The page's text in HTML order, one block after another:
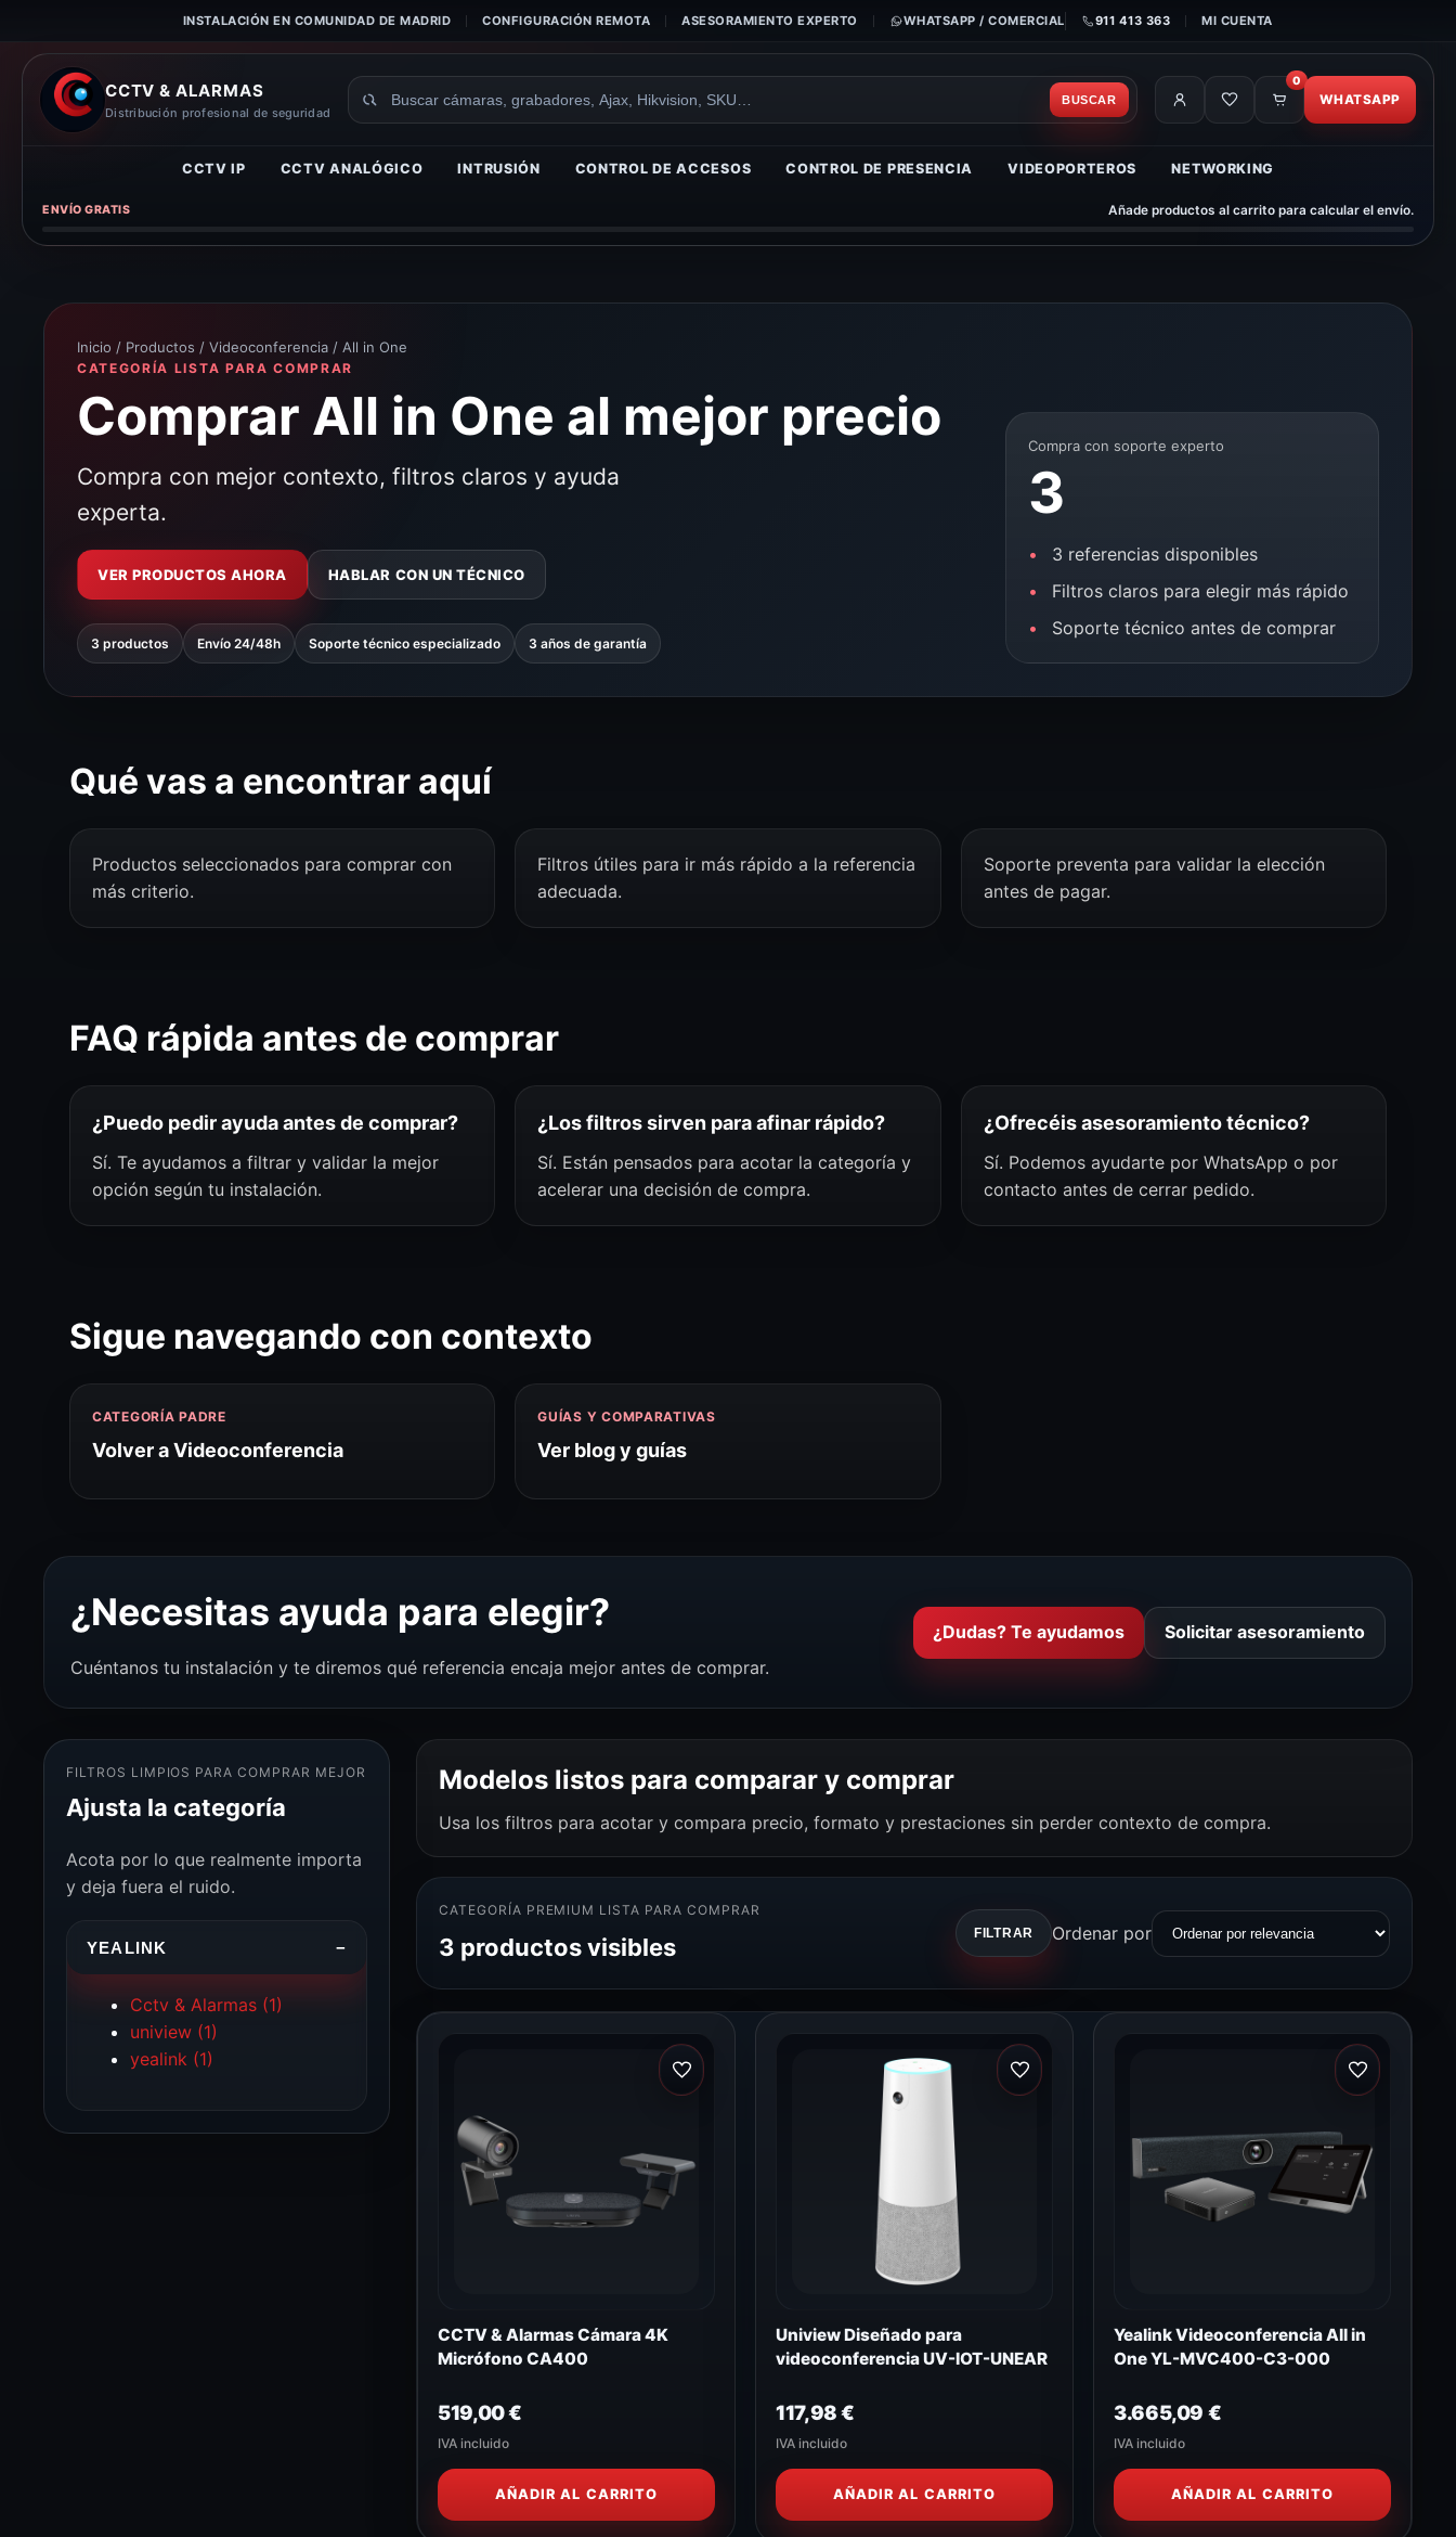
INSTALACIÓN EN COMUNIDAD DE MADRID CONFIGURACIÓN REMOTA ASESORAMIENTO EXPERTO WHATSAPP / COMERCIAL 911 413 363 MI CUENTA
CCTV & ALARMAS
Distribución profesional de seguridad
Buscar
BUSCAR
0
WHATSAPP
CCTV IP CCTV ANALÓGICO INTRUSIÓN CONTROL DE ACCESOS CONTROL DE PRESENCIA VIDEOPORTEROS NETWORKING
ENVÍO GRATIS Añade productos al carrito para calcular el envío.
Inicio / Productos / Videoconferencia / All in One
CATEGORÍA LISTA PARA COMPRAR
Comprar All in One al mejor precio
Compra con mejor contexto, filtros claros y ayuda
experta.
VER PRODUCTOS AHORA HABLAR CON UN TÉCNICO
3 productos Envío 24/48h Soporte técnico especializado 3 años de garantía
Compra con soporte experto
3
3 referencias disponibles
Filtros claros para elegir más rápido
Soporte técnico antes de comprar
Qué vas a encontrar aquí
Productos seleccionados para comprar con
más criterio.
Filtros útiles para ir más rápido a la referencia
adecuada.
Soporte preventa para validar la elección
antes de pagar.
FAQ rápida antes de comprar
¿Puedo pedir ayuda antes de comprar?
Sí. Te ayudamos a filtrar y validar la mejor
opción según tu instalación.
¿Los filtros sirven para afinar rápido?
Sí. Están pensados para acotar la categoría y
acelerar una decisión de compra.
¿Ofrecéis asesoramiento técnico?
Sí. Podemos ayudarte por WhatsApp o por
contacto antes de cerrar pedido.
Sigue navegando con contexto
CATEGORÍA PADRE
Volver a Videoconferencia
GUÍAS Y COMPARATIVAS
Ver blog y guías
¿Necesitas ayuda para elegir?
Cuéntanos tu instalación y te diremos qué referencia encaja mejor antes de comprar.
¿Dudas? Te ayudamos Solicitar asesoramiento
FILTROS LIMPIOS PARA COMPRAR MEJOR
Ajusta la categoría
Acota por lo que realmente importa
y deja fuera el ruido.
YEALINK −
Cctv & Alarmas (1)
uniview (1)
yealink (1)
Modelos listos para comparar y comprar
Usa los filtros para acotar y compara precio, formato y prestaciones sin perder contexto de compra.
CATEGORÍA PREMIUM LISTA PARA COMPRAR
3 productos visibles FILTRAR Ordenar por
CCTV & Alarmas Cámara 4K
Micrófono CA400
519,00€
IVA incluido
AÑADIR AL CARRITO
Uniview Diseñado para
videoconferencia UV-IOT-UNEAR
117,98€
IVA incluido
AÑADIR AL CARRITO
Yealink Videoconferencia All in
One YL-MVC400-C3-000
3.665,09 €
IVA incluido
AÑADIR AL CARRITO